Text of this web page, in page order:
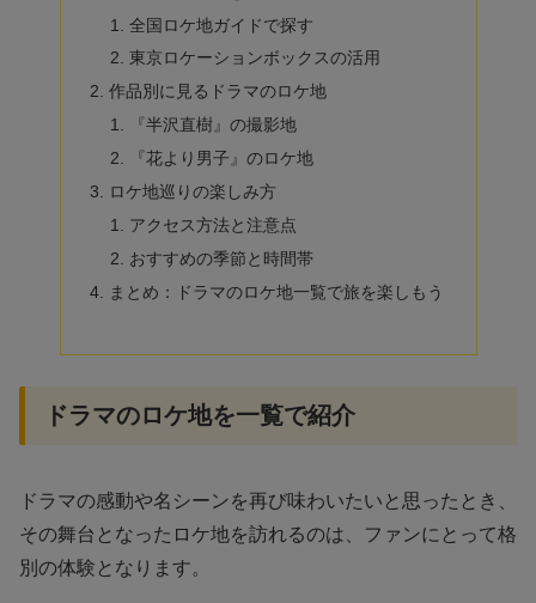
全国ロケ地ガイドで探す
東京ロケーションボックスの活用
作品別に見るドラマのロケ地
『半沢直樹』の撮影地
『花より男子』のロケ地
ロケ地巡りの楽しみ方
アクセス方法と注意点
おすすめの季節と時間帯
まとめ：ドラマのロケ地一覧で旅を楽しもう
ドラマのロケ地を一覧で紹介
ドラマの感動や名シーンを再び味わいたいと思ったとき、
その舞台となったロケ地を訪れるのは、ファンにとって格
別の体験となります。